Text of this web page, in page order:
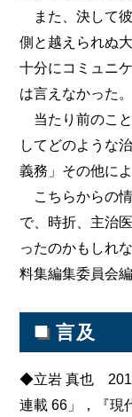
また、決して彼
側と越えられぬ
十分にコミュニ
は言えなかった。
当たり前のこ
してどのような
義務」その他に
こちらからの
で、時折、主治
ったのかもしれ
料集編集委員会
■ 言及
◆立岩 真也
連載 66」，『現